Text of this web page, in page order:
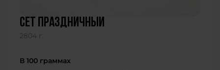
сет праздничный
2804 г.
В 100 граммах